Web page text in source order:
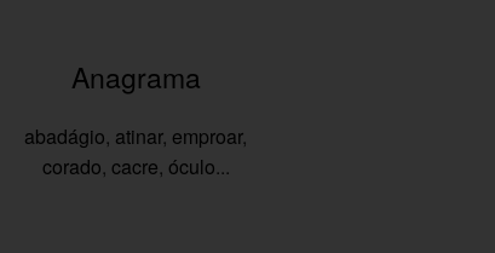
Anagrama
abadágio, atinar, emproar,
corado, cacre, óculo...